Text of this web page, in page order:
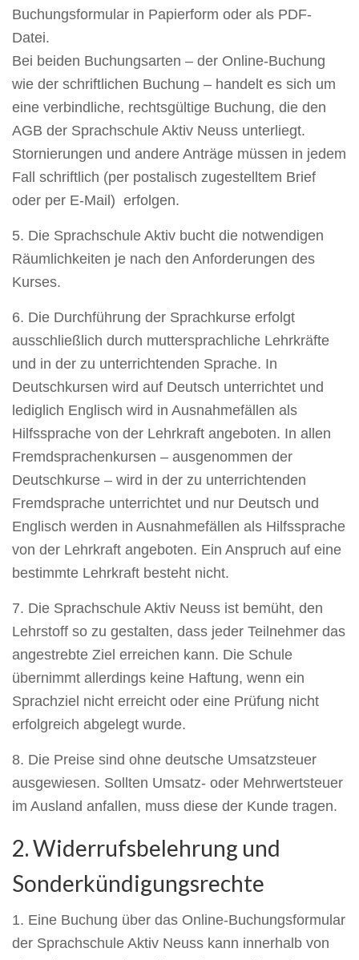
Buchungsformular in Papierform oder als PDF-
Datei.
Bei beiden Buchungsarten – der Online-Buchung
wie der schriftlichen Buchung – handelt es sich um
eine verbindliche, rechtsgültige Buchung, die den
AGB der Sprachschule Aktiv Neuss unterliegt.
Stornierungen und andere Anträge müssen in jedem
Fall schriftlich (per postalisch zugestelltem Brief
oder per E-Mail) erfolgen.
5. Die Sprachschule Aktiv bucht die notwendigen
Räumlichkeiten je nach den Anforderungen des
Kurses.
6. Die Durchführung der Sprachkurse erfolgt
ausschließlich durch muttersprachliche Lehrkräfte
und in der zu unterrichtenden Sprache. In
Deutschkursen wird auf Deutsch unterrichtet und
lediglich Englisch wird in Ausnahmefällen als
Hilfssprache von der Lehrkraft angeboten. In allen
Fremdsprachenkursen – ausgenommen der
Deutschkurse – wird in der zu unterrichtenden
Fremdsprache unterrichtet und nur Deutsch und
Englisch werden in Ausnahmefällen als Hilfssprache
von der Lehrkraft angeboten. Ein Anspruch auf eine
bestimmte Lehrkraft besteht nicht.
7. Die Sprachschule Aktiv Neuss ist bemüht, den
Lehrstoff so zu gestalten, dass jeder Teilnehmer das
angestrebte Ziel erreichen kann. Die Schule
übernimmt allerdings keine Haftung, wenn ein
Sprachziel nicht erreicht oder eine Prüfung nicht
erfolgreich abgelegt wurde.
8. Die Preise sind ohne deutsche Umsatzsteuer
ausgewiesen. Sollten Umsatz- oder Mehrwertsteuer
im Ausland anfallen, muss diese der Kunde tragen.
2. Widerrufsbelehrung und
Sonderkündigungsrechte
1. Eine Buchung über das Online-Buchungsformular
der Sprachschule Aktiv Neuss kann innerhalb von